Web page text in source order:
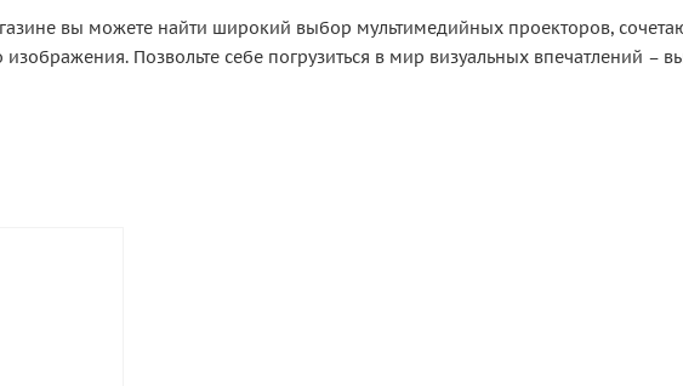
вы можете найти широкий выбор мультимедийных проекторов,
Позвольте себе погрузиться в мир визуальных впечатлений –